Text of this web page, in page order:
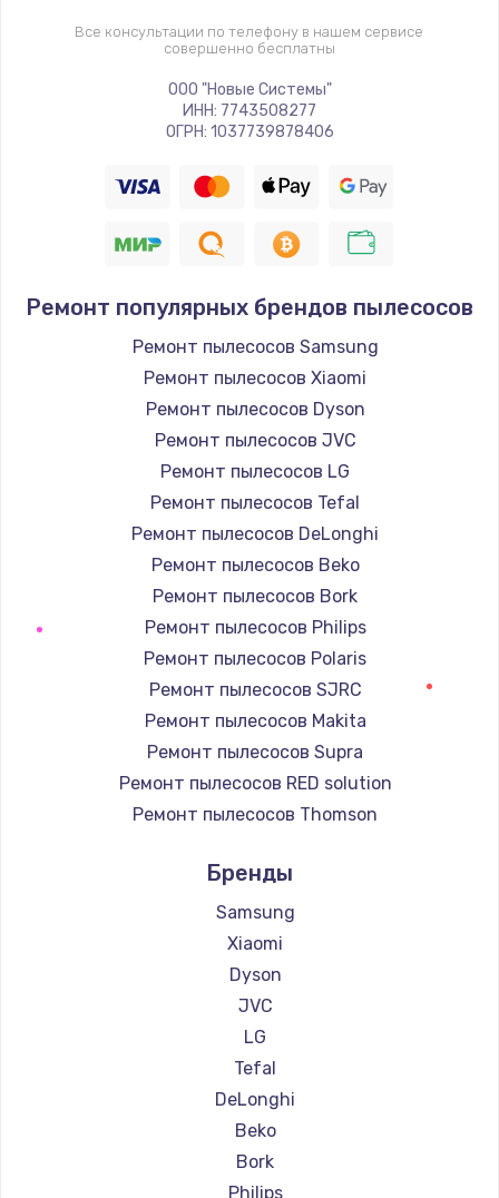
Все консультации по телефону в нашем сервисе
совершенно бесплатны
ООО "Новые Системы"
ИНН: 7743508277
ОГРН: 1037739878406
Ремонт популярных брендов пылесосов
Ремонт пылесосов Samsung
Ремонт пылесосов Xiaomi
Ремонт пылесосов Dyson
Ремонт пылесосов JVC
Ремонт пылесосов LG
Ремонт пылесосов Tefal
Ремонт пылесосов DeLonghi
Ремонт пылесосов Beko
Ремонт пылесосов Bork
Ремонт пылесосов Philips
Ремонт пылесосов Polaris
Ремонт пылесосов SJRC
Ремонт пылесосов Makita
Ремонт пылесосов Supra
Ремонт пылесосов RED solution
Ремонт пылесосов Thomson
Ремонт пылесосов lydsto
Ремонт пылесосов Atvel
Ремонт пылесосов Tineco
Ремонт пылесосов Tuvio
Ремонт пылесосов Clever clean
Ремонт пылесосов DEXP
Ремонт пылесосов Haier
Ремонт пылесосов Pioneer
Ремонт пылесосов Electrolux
Ремонт пылесосов Grundig
Ремонт пылесосов BBK
Бренды
Samsung
Xiaomi
Dyson
JVC
LG
Tefal
DeLonghi
Beko
Bork
Philips